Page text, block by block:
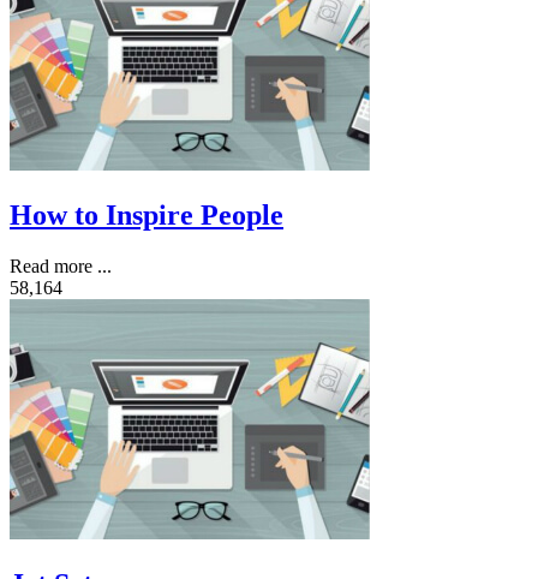
How to Inspire People
Read more ...
58,164